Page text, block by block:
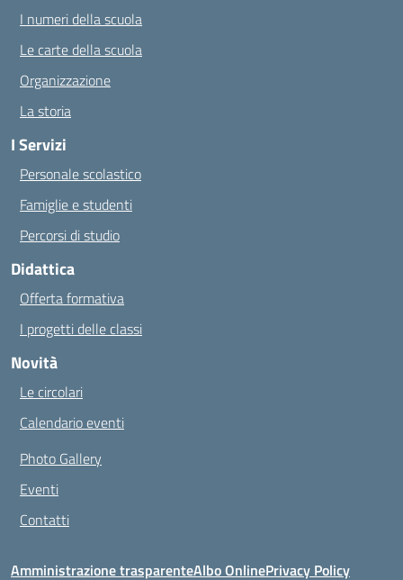
I numeri della scuola
Le carte della scuola
Organizzazione
La storia
I Servizi
Personale scolastico
Famiglie e studenti
Percorsi di studio
Didattica
Offerta formativa
I progetti delle classi
Novità
Le circolari
Calendario eventi
Photo Gallery
Eventi
Contatti
Amministrazione trasparenteAlbo OnlinePrivacy Policy